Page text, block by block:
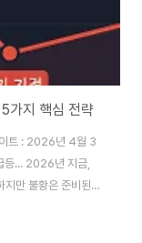
가지 핵심 전략
트 : 2026년 4월 3
등... 2026년 지금,
지만 불황은 준비된
하고 있는 경제 위